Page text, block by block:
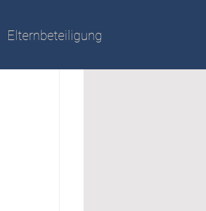
Elternbeteiligung